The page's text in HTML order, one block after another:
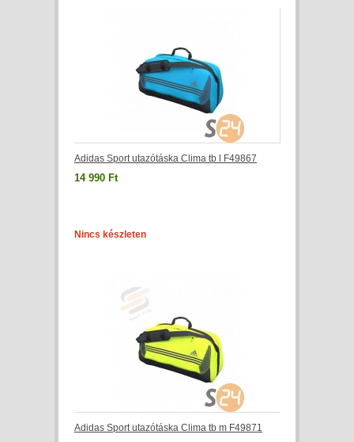
Adidas Sport utazótáska Clima tb l F49867
14 990 Ft
Nincs készleten
Adidas Sport utazótáska Clima tb m F49871